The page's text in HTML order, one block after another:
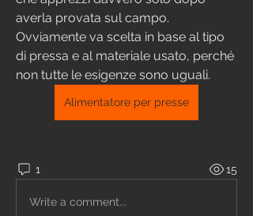
averla provata sul campo.
Ovviamente va scelta in base al tipo
di pressa e al materiale usato, perché
non tutte le esigenze sono uguali.
Alimentatore per presse
1 15
Write a comment...